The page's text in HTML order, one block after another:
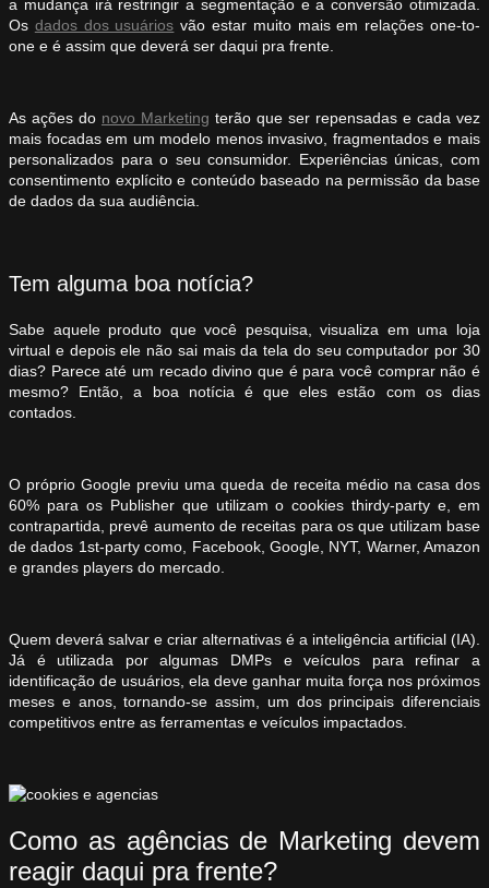
a mudança irá restringir a segmentação e a conversão otimizada.
Os dados dos usuários vão estar muito mais em relações one-to-
one e é assim que deverá ser daqui pra frente.
As ações do novo Marketing terão que ser repensadas e cada vez
mais focadas em um modelo menos invasivo, fragmentados e mais
personalizados para o seu consumidor. Experiências únicas, com
consentimento explícito e conteúdo baseado na permissão da base
de dados da sua audiência.
Tem alguma boa notícia?
Sabe aquele produto que você pesquisa, visualiza em uma loja
virtual e depois ele não sai mais da tela do seu computador por 30
dias? Parece até um recado divino que é para você comprar não é
mesmo? Então, a boa notícia é que eles estão com os dias
contados.
O próprio Google previu uma queda de receita médio na casa dos
60% para os Publisher que utilizam o cookies thirdy-party e, em
contrapartida, prevê aumento de receitas para os que utilizam base
de dados 1st-party como, Facebook, Google, NYT, Warner, Amazon
e grandes players do mercado.
Quem deverá salvar e criar alternativas é a inteligência artificial (IA).
Já é utilizada por algumas DMPs e veículos para refinar a
identificação de usuários, ela deve ganhar muita força nos próximos
meses e anos, tornando-se assim, um dos principais diferenciais
competitivos entre as ferramentas e veículos impactados.
Como as agências de Marketing devem
reagir daqui pra frente?